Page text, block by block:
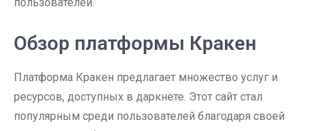
Обзор платформы Кракен
Платформа Кракен предлагает множество услуг и
ресурсов, доступных в даркнете. Этот сайт стал
популярным среди пользователей благодаря своей